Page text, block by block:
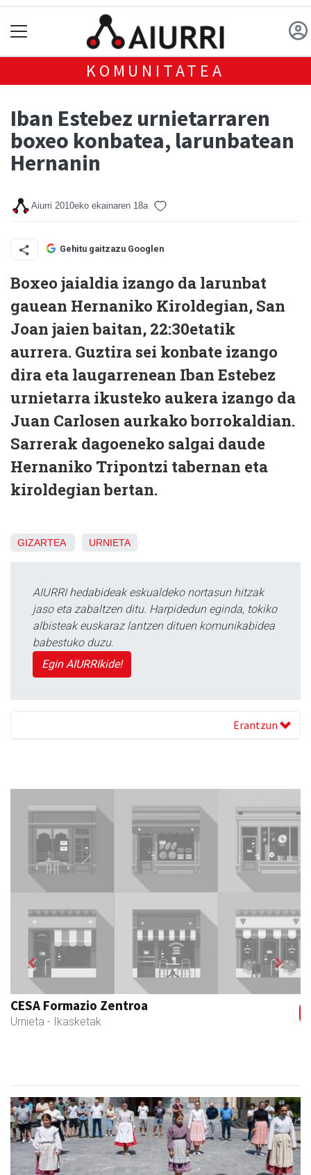
KOMUNITATEA
Iban Estebez urnietarraren
boxeo konbatea, larunbatean
Hernanin
Aiurri 2010eko ekainaren 18a
Gehitu gaitzazu Googlen
Boxeo jaialdia izango da larunbat
gauean Hernaniko Kiroldegian, San
Joan jaien baitan, 22:30etatik
aurrera. Guztira sei konbate izango
dira eta laugarrenean Iban Estebez
urnietarra ikusteko aukera izango da
Juan Carlosen aurkako borrokaldian.
Sarrerak dagoeneko salgai daude
Hernaniko Tripontzi tabernan eta
kiroldegian bertan.
GIZARTEA URNIETA
AIURRI hedabideak eskualdeko nortasun hitzak
jaso eta zabaltzen ditu. Harpidedun eginda, tokiko
albisteak euskaraz lantzen dituen komunikabidea
babestuko duzu.
Egin AIURRIkide!
Erantzun
Magale Ikastetxea
Urnieta - Hezkuntza
Previous Next